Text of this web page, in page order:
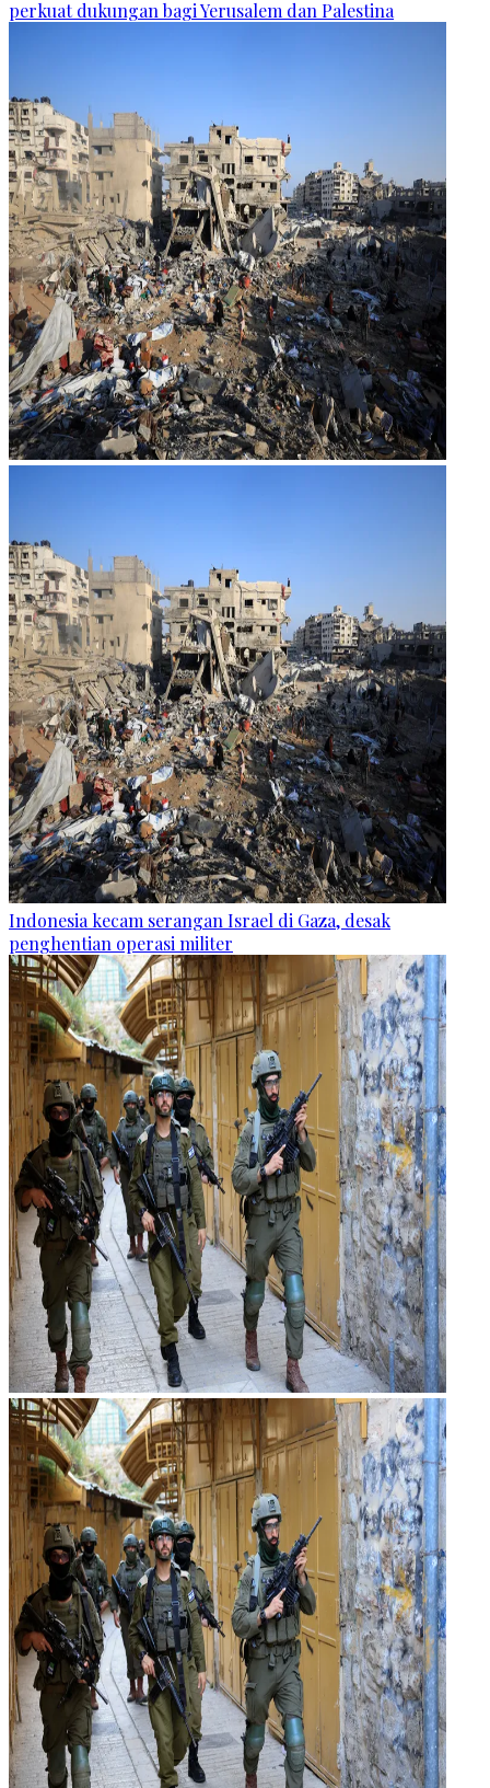
perkuat dukungan bagi Yerusalem dan Palestina
Indonesia kecam serangan Israel di Gaza, desak
penghentian operasi militer